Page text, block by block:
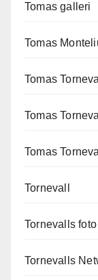
Tomas galleri
Tomas
Tomas
Tomas
Tomas
Tornevall
Tornevalls foto
Tornevalls